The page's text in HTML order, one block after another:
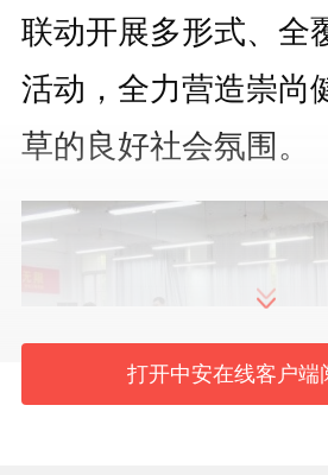
联动开展多形式、全
活动，全力营造崇尚
草的良好社会氛围。
打开中安在线客户端